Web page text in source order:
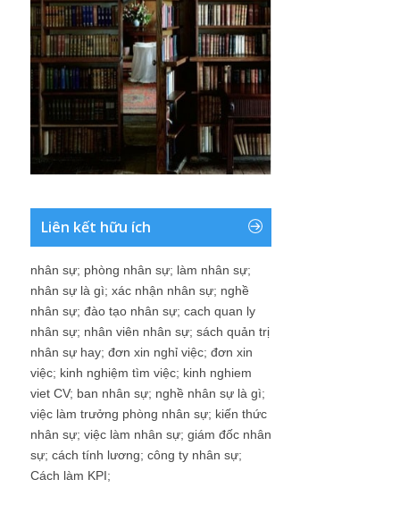
Liên kết hữu ích
nhân sự; phòng nhân sự; làm nhân sự;
nhân sự là gì; xác nhận nhân sự; nghề
nhân sự; đào tạo nhân sự; cach quan ly
nhân sự; nhân viên nhân sự; sách quản trị
nhân sự hay; đơn xin nghỉ việc; đơn xin
việc; kinh nghiệm tìm việc; kinh nghiem
viet CV; ban nhân sự; nghề nhân sự là gì;
việc làm trưởng phòng nhân sự; kiến thức
nhân sự; việc làm nhân sự; giám đốc nhân
sự; cách tính lương; công ty nhân sự;
Cách làm KPI;